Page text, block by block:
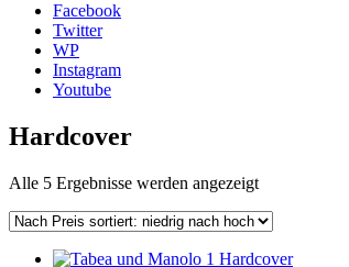
Facebook
Twitter
WP
Instagram
Youtube
Hardcover
Alle 5 Ergebnisse werden angezeigtNach
sortiert: